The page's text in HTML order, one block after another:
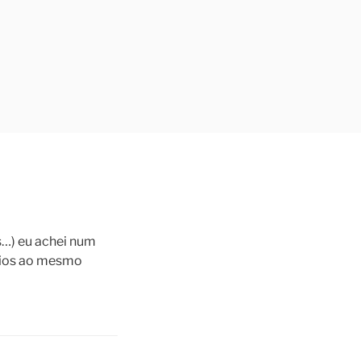
eu achei num
ao mesmo